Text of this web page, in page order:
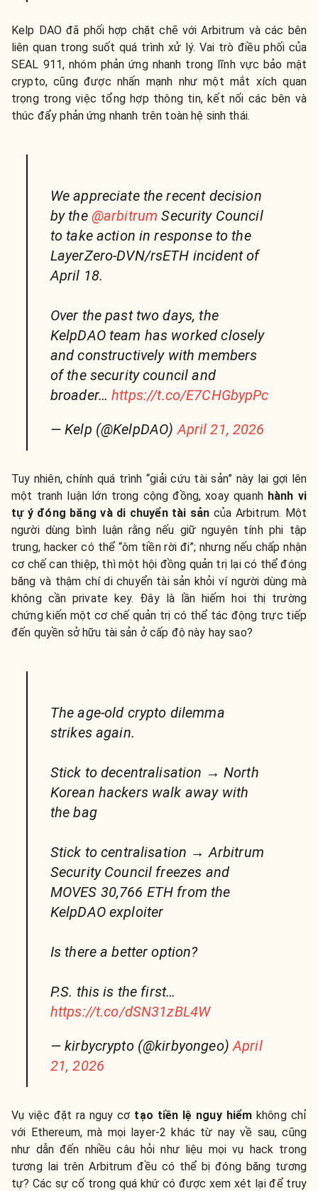
Kelp DAO đã phối hợp chặt chẽ với Arbitrum và các bên
liên quan trong suốt quá trình xử lý. Vai trò điều phối của
SEAL 911, nhóm phản ứng nhanh trong lĩnh vực bảo mật
crypto, cũng được nhấn mạnh như một mắt xích quan
trọng trong việc tổng hợp thông tin, kết nối các bên và
thúc đẩy phản ứng nhanh trên toàn hệ sinh thái.
We appreciate the recent decision
by the @arbitrum Security Council
to take action in response to the
LayerZero-DVN/rsETH incident of
April 18.
Over the past two days, the
KelpDAO team has worked closely
and constructively with members
of the security council and
broader…https://t.co/E7CHGbypPc
— Kelp (@KelpDAO)April 21, 2026
Tuy nhiên, chính quá trình “giải cứu tài sản” này lại gợi lên
một tranh luận lớn trong cộng đồng, xoay quanh hành vi
tự ý đóng băng và di chuyển tài sản của Arbitrum. Một
người dùng bình luận rằng nếu giữ nguyên tính phi tập
trung, hacker có thể “ôm tiền rời đi”; nhưng nếu chấp nhận
cơ chế can thiệp, thì một hội đồng quản trị lại có thể đóng
băng và thậm chí di chuyển tài sản khỏi ví người dùng mà
không cần private key. Đây là lần hiếm hoi thị trường
chứng kiến một cơ chế quản trị có thể tác động trực tiếp
đến quyền sở hữu tài sản ở cấp độ này hay sao?
The age-old crypto dilemma
strikes again.
Stick to decentralisation → North
Korean hackers walk away with
the bag
Stick to centralisation → Arbitrum
Security Council freezes and
MOVES 30,766 ETH from the
KelpDAO exploiter
Is there a better option?
P.S. this is the first…
https://t.co/dSN31zBL4W
— kirbycrypto (@kirbyongeo)April
21, 2026
Vụ việc đặt ra nguy cơ tạo tiền lệ nguy hiểm không chỉ
với Ethereum, mà mọi layer-2 khác từ nay về sau, cũng
như dẫn đến nhiều câu hỏi như liệu mọi vụ hack trong
tương lai trên Arbitrum đều có thể bị đóng băng tương
tự? Các sự cố trong quá khứ có được xem xét lại để truy